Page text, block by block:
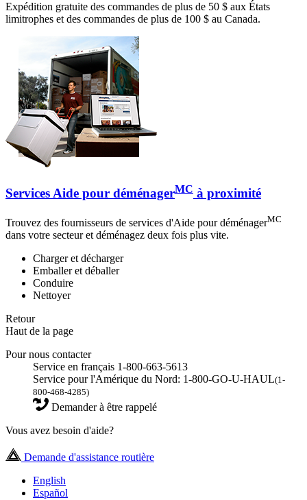
Expédition gratuite des commandes de plus de 50 $ aux États
limitrophes et des commandes de plus de 100 $ au Canada.
Services Aide pour déménagerMC à proximité
Trouvez des fournisseurs de services d'Aide pour déménagerMC
dans votre secteur et déménagez deux fois plus vite.
Charger et décharger
Emballer et déballer
Conduire
Nettoyer
Retour
Haut de la page
Pour nous contacter
Service en français 1-800-663-5613
Service pour l'Amérique du Nord: 1-800-GO-U-HAUL(1-
800-468-4285)
Demander à être rappelé
Vous avez besoin d'aide?
Demande d'assistance routière
English
Español